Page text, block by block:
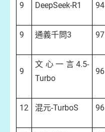
9 DeepSeek-R1 94
9 通義千問3 97
9
文心一言4.5-
Turbo
96
12 混元-TurboS 96